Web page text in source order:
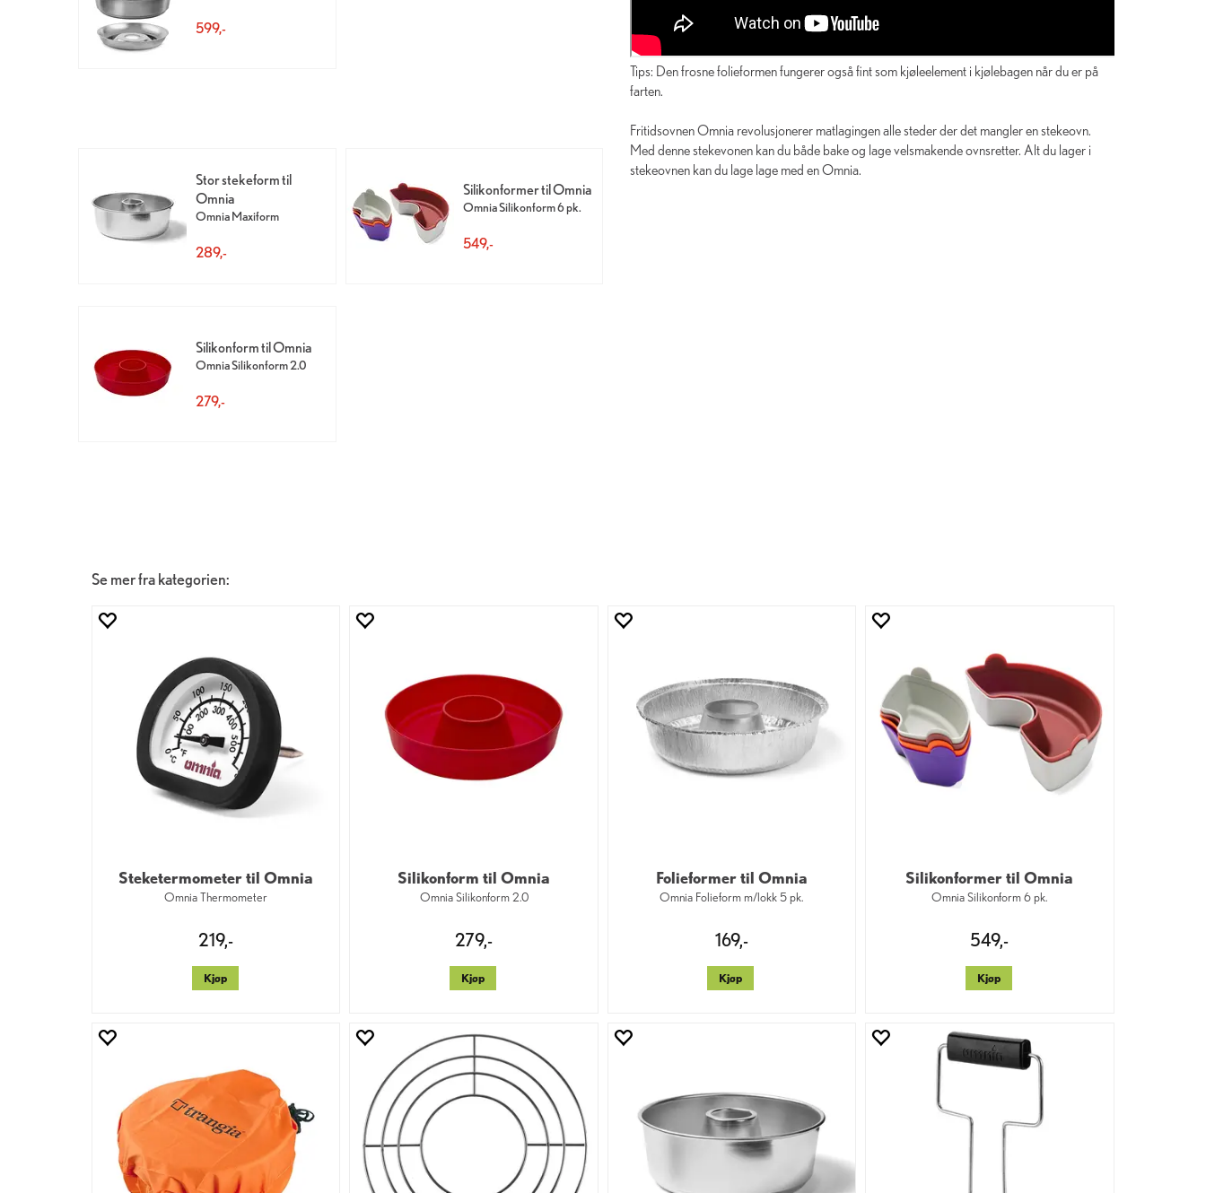
599,-
Stor stekeform til
Omnia
Omnia Maxiform
289,-
Silikonformer til Omnia
Omnia Silikonform 6 pk.
549,-
Silikonform til Omnia
Omnia Silikonform 2.0
279,-
Tips: Den frosne folieformen fungerer også fint som kjøleelement i kjølebagen når du er på
farten.
Fritidsovnen Omnia revolusjonerer matlagingen alle steder der det mangler en stekeovn.
Med denne stekevonen kan du både bake og lage velsmakende ovnsretter. Alt du lager i
stekeovnen kan du lage lage med en Omnia.
Se mer fra kategorien:
Steketermometer til Omnia
Omnia Thermometer
219,-
Kjøp
Silikonform til Omnia
Omnia Silikonform 2.0
279,-
Kjøp
Folieformer til Omnia
Omnia Folieform m/lokk 5 pk.
169,-
Kjøp
Silikonformer til Omnia
Omnia Silikonform 6 pk.
549,-
Kjøp